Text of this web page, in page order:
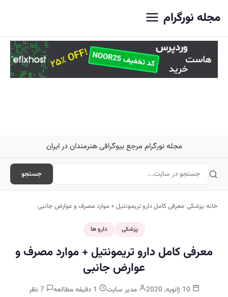
مجله نورگرام
مجله نورگرام مرجع بیوگرافی هنرمندان در ایران
جستجو
خانه/پزشکی/معرفی کامل دارو تریمونتیل + موارد مصرف و عوارض جانبی
پزشکی دارو ها
معرفی کامل دارو تریمونتیل + موارد مصرف و
عوارض جانبی
مدیر سایت